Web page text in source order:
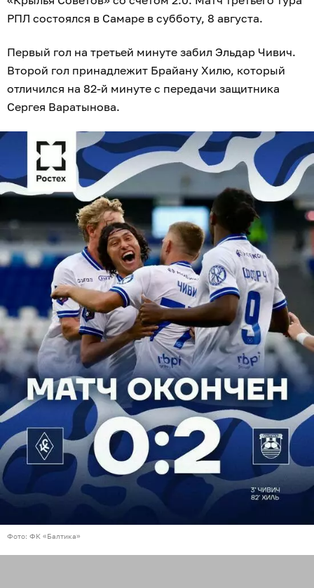
РПЛ состоялся в Самаре в субботу, 8 августа.
Первый гол на третьей минуте забил Эльдар Чивич.
Второй гол принадлежит Брайану Хилю, который
отличился на 82‑й минуте с передачи защитника
Сергея Варатынова.
Фото: ФК «Балтика»